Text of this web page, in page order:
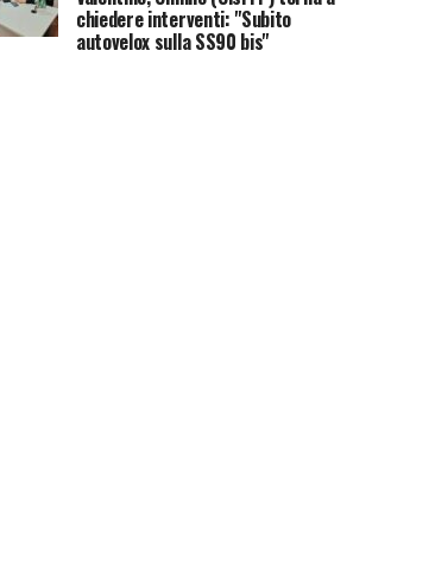
chiedere interventi: "Subito
autovelox sulla SS90 bis"